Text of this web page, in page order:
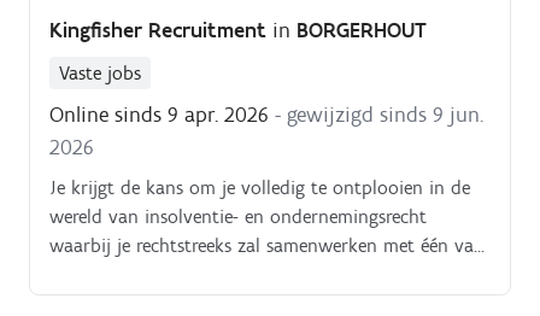
Kingfisher Recruitment in BORGERHOUT
Vaste jobs
Online sinds 9 apr. 2026 - gewijzigd sinds 9 jun.
2026
Je krijgt de kans om je volledig te ontplooien in de
wereld van insolventie- en ondernemingsrecht
waarbij je rechtstreeks zal samenwerken met één van
werken aan grotere faillissement dossiers.